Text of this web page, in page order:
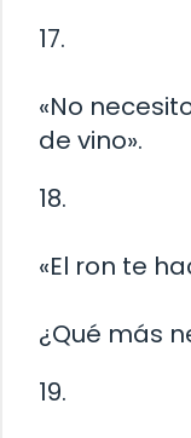
17.
«No
de vino».
18.
«El ron te
¿Qué más
19.